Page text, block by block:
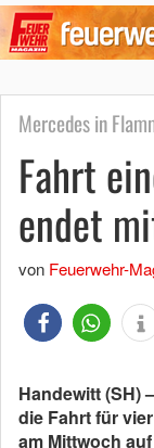
Mercedes in
Fahrt
endet
von Feuerwehr-
Handewitt (SH) –
die Fahrt für
am Mittwoch